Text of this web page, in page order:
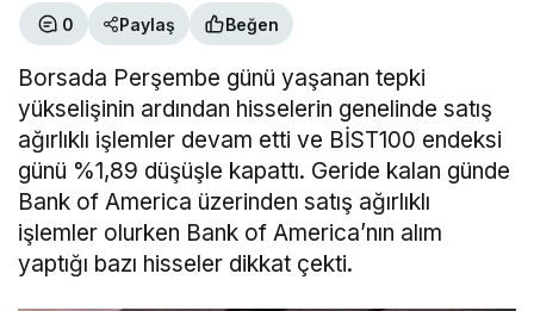
0 Paylaş Beğen
Borsada Perşembe günü yaşanan tepki
yükselişinin ardından hisselerin genelinde satış
ağırlıklı işlemler devam etti ve BİST100 endeksi
günü %1,89 düşüşle kapattı. Geride kalan günde
Bank of America üzerinden satış ağırlıklı
işlemler olurken Bank of America’nın alım
yaptığı bazı hisseler dikkat çekti.